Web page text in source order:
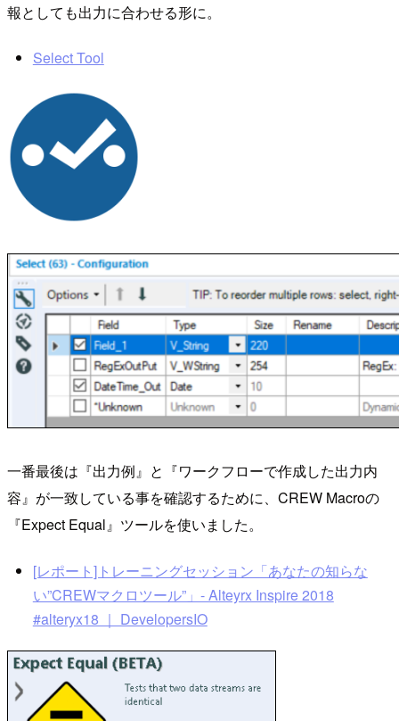
報としても出力に合わせる形に。
Select Tool
一番最後は『出力例』と『ワークフローで作成した出力内
容』が一致している事を確認するために、CREW Macroの
『Expect Equal』ツールを使いました。
[レポート]トレーニングセッション「あなたの知らな
い”CREWマクロツール”」- Alteyrx Inspire 2018
#alteryx18 ｜ DevelopersIO